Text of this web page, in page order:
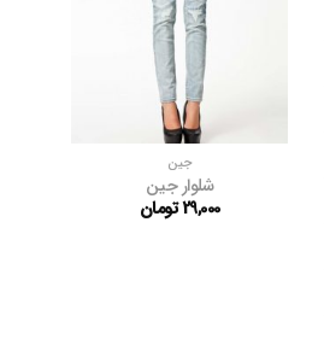
جین
شلوار جین
29,000تومان